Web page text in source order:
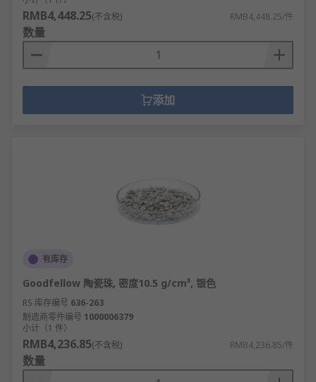
RMB4,448.25(不含税) RMB4,448.25/件
数量
添加
有库存
Goodfellow 陶瓷珠, 密度10.5 g/cm³, 银色
RS 库存编号 636-263
制造商零件编号 1000006379
小计（1 件）
RMB4,236.85(不含税) RMB4,236.85/件
数量